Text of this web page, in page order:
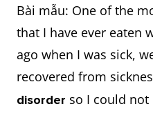
Bài mẫu: One of the
that I have ever eaten
ago when I was sick,
recovered from
disorder so I could